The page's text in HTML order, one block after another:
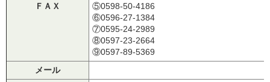
ＦＡＸ
⑤0598-50-4186
⑥0596-27-1384
⑦0595-24-2989
⑧0597-23-2664
⑨0597-89-5369
メール